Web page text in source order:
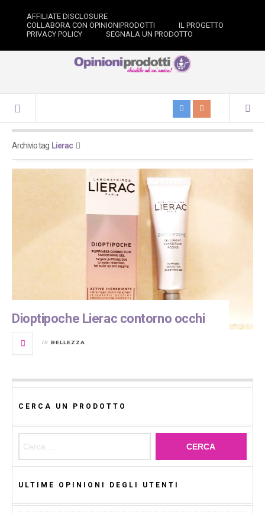
AFFILIATE DISCLOSURE
COLLABORA CON OPINIONIPRODOTTI
IL PROGETTO
PRIVACY POLICY
SEGNALA UN PRODOTTO
Archivio tag: Lierac
Dioptipoche Lierac contorno occhi
in BELLEZZA
CERCA UN PRODOTTO
ULTIME OPINIONI DEGLI UTENTI